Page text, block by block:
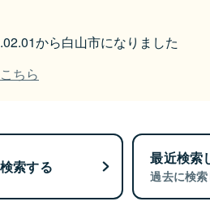
から白山市になりました
ちら
索する 最近検索
過去に検索